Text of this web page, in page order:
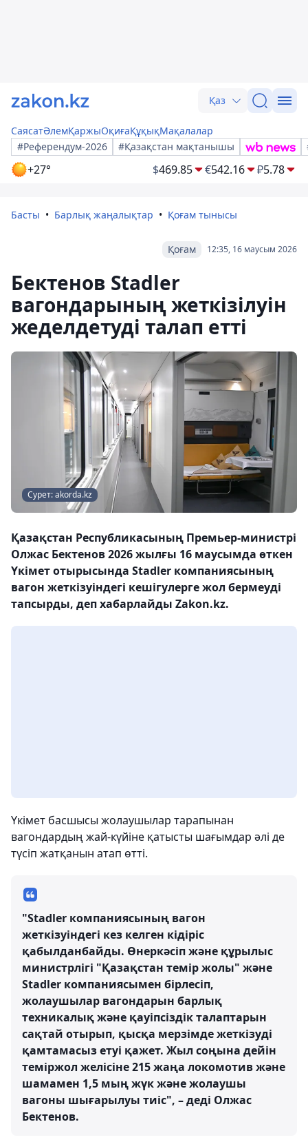
Қаз
СаясатӘлемҚаржыОқиғаҚұқықМақалалар
#Референдум-2026
#Қазақстан мақтанышы
+27° $469.85 €542.16 ₽5.78
Басты Барлық жаңалықтар Қоғам тынысы
12:35, 16 маусым 2026
Қоғам
Бектенов Stadler
вагондарының жеткізілуін
жеделдетуді талап етті
Сурет: akorda.kz
Қазақстан Республикасының Премьер-министрі
Олжас Бектенов 2026 жылғы 16 маусымда өткен
Үкімет отырысында Stadler компаниясының
вагон жеткізуіндегі кешігулерге жол бермеуді
тапсырды, деп хабарлайды Zakon.kz.
Үкімет басшысы жолаушылар тарапынан
вагондардың жай-күйіне қатысты шағымдар әлі де
түсіп жатқанын атап өтті.
"Stadler компаниясының вагон
жеткізуіндегі кез келген кідіріс
қабылданбайды. Өнеркәсіп және құрылыс
министрлігі "Қазақстан темір жолы" және
Stadler компаниясымен бірлесіп,
жолаушылар вагондарын барлық
техникалық және қауіпсіздік талаптарын
сақтай отырып, қысқа мерзімде жеткізуді
қамтамасыз етуі қажет. Жыл соңына дейін
теміржол желісіне 215 жаңа локомотив және
шамамен 1,5 мың жүк және жолаушы
вагоны шығарылуы тиіс", – деді Олжас
Бектенов.